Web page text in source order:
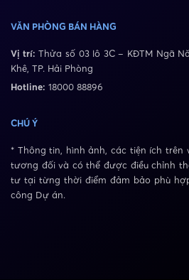
VĂN PHÒNG BÁN HÀNG
Vị trí: Thửa số 03 lô 3C – KĐTM Ngã
Khê, TP. Hải Phòng
Hotline: 18000 88896
CHÚ Ý
* Thông tin, hình ảnh, các tiện ích trên
tương đối và có thể được điều chỉnh
tư tại từng thời điểm đảm bảo phù
công Dự án.